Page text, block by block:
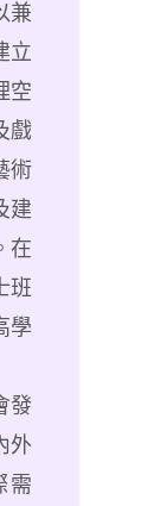
兼
立
空
戲
術
建
在
班
學
發
外
需